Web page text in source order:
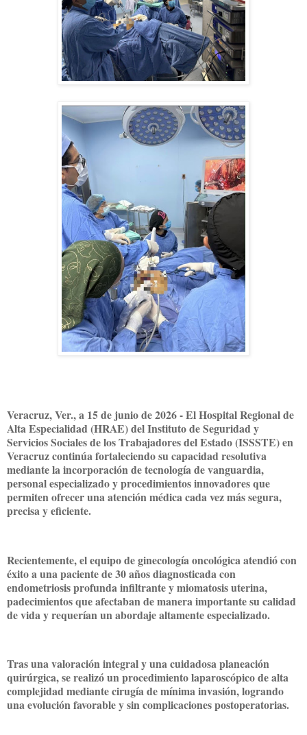
Veracruz, Ver., a 15 de junio de 2026 - El Hospital Regional de
Alta Especialidad (HRAE) del Instituto de Seguridad y
Servicios Sociales de los Trabajadores del Estado (ISSSTE) en
Veracruz continúa fortaleciendo su capacidad resolutiva
mediante la incorporación de tecnología de vanguardia,
personal especializado y procedimientos innovadores que
permiten ofrecer una atención médica cada vez más segura,
precisa y eficiente.
Recientemente, el equipo de ginecología oncológica atendió con
éxito a una paciente de 30 años diagnosticada con
endometriosis profunda infiltrante y miomatosis uterina,
padecimientos que afectaban de manera importante su calidad
de vida y requerían un abordaje altamente especializado.
Tras una valoración integral y una cuidadosa planeación
quirúrgica, se realizó un procedimiento laparoscópico de alta
complejidad mediante cirugía de mínima invasión, logrando
una evolución favorable y sin complicaciones postoperatorias.